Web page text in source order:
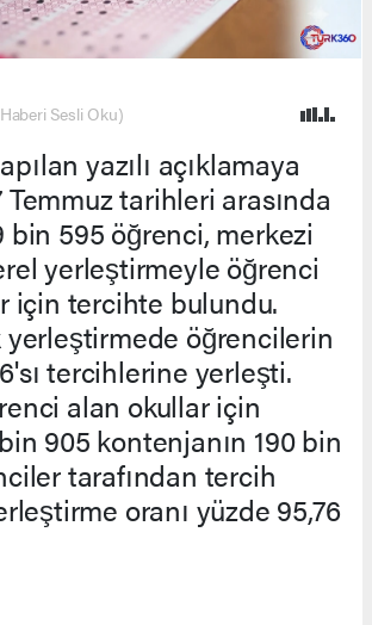
Sesli Oku)
yazılı açıklamaya
Temmuz tarihleri arasında
bin 595 öğrenci, merkezi
yerleştirmeyle öğrenci
için tercihte bulundu.
yerleştirmede öğrencilerin
tercihlerine yerleşti.
alan okullar için
905 kontenjanın 190 bin
tarafından tercih
oranı yüzde 95,76